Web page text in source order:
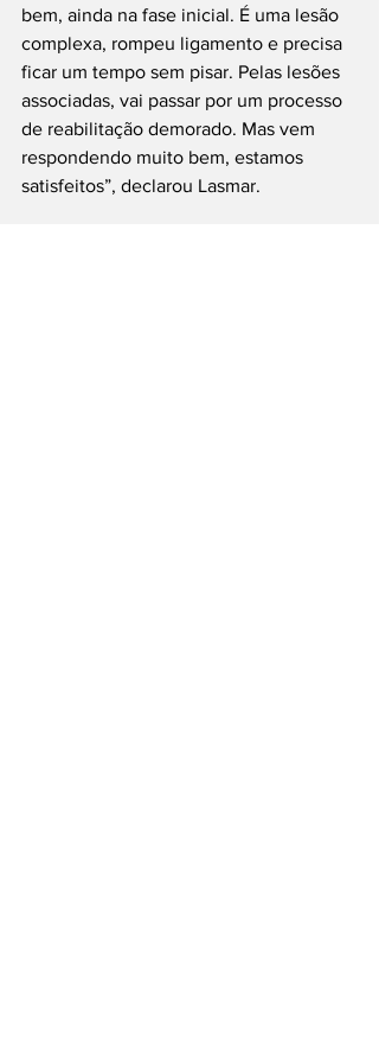
bem, ainda na fase inicial. É uma lesão
complexa, rompeu ligamento e precisa
ficar um tempo sem pisar. Pelas lesões
associadas, vai passar por um processo
de reabilitação demorado. Mas vem
respondendo muito bem, estamos
satisfeitos”, declarou Lasmar.